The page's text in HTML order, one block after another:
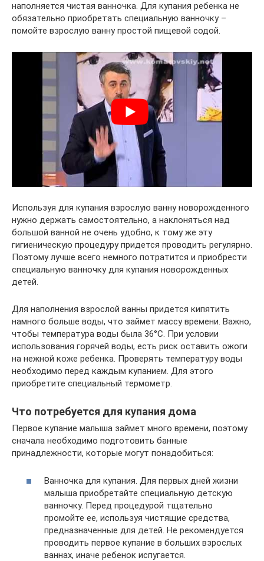
наполняется чистая ванночка. Для купания ребенка не
обязательно приобретать специальную ванночку –
помойте взрослую ванну простой пищевой содой.
Используя для купания взрослую ванну новорожденного
нужно держать самостоятельно, а наклоняться над
большой ванной не очень удобно, к тому же эту
гигиеническую процедуру придется проводить регулярно.
Поэтому лучше всего немного потратится и приобрести
специальную ванночку для купания новорожденных
детей.
Для наполнения взрослой ванны придется кипятить
намного больше воды, что займет массу времени. Важно,
чтобы температура воды была 36°C. При условии
использования горячей воды, есть риск оставить ожоги
на нежной коже ребенка. Проверять температуру воды
необходимо перед каждым купанием. Для этого
приобретите специальный термометр.
Что потребуется для купания дома
Первое купание малыша займет много времени, поэтому
сначала необходимо подготовить банные
принадлежности, которые могут понадобиться:
Ванночка для купания. Для первых дней жизни
малыша приобретайте специальную детскую
ванночку. Перед процедурой тщательно
промойте ее, используя чистящие средства,
предназначенные для детей. Не рекомендуется
проводить первое купание в больших взрослых
ваннах, иначе ребенок испугается.